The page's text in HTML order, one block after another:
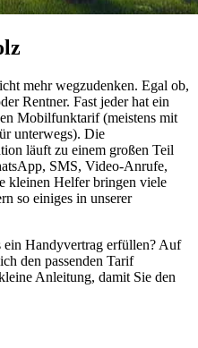
mehr wegzudenken. Egal ob,
Rentner. Fast jeder hat ein
Mobilfunktarif (meistens mit
unterwegs). Die
läuft zu einem großen Teil
SMS, Video-Anrufe,
kleinen Helfer bringen viele
so einiges in unserer
Handyvertrag erfüllen? Auf
den passenden Tarif
Anleitung, damit Sie den